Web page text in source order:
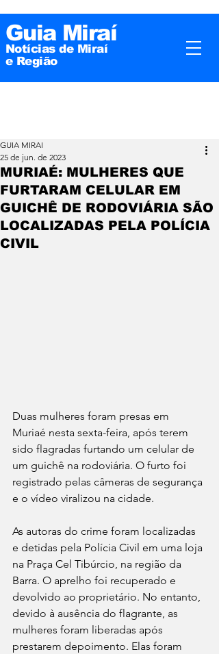
Guia Miraí
Notícias de Miraí
e Região
MURIAÉ: MULHERES QUE
FURTARAM CELULAR EM
GUICHÊ DE RODOVIÁRIA SÃO
LOCALIZADAS PELA POLÍCIA
CIVIL
GUIA MIRAI
25 de jun. de 2023
Duas mulheres foram presas em
Muriaé nesta sexta-feira, após terem
sido flagradas furtando um celular de
um guichê na rodoviária. O furto foi
registrado pelas câmeras de segurança
e o vídeo viralizou na cidade.
As autoras do crime foram localizadas
e detidas pela Polícia Civil em uma loja
na Praça Cel Tibúrcio, na região da
Barra. O aprelho foi recuperado e
devolvido ao proprietário. No entanto,
devido à ausência do flagrante, as
mulheres foram liberadas após
prestarem depoimento. Elas foram